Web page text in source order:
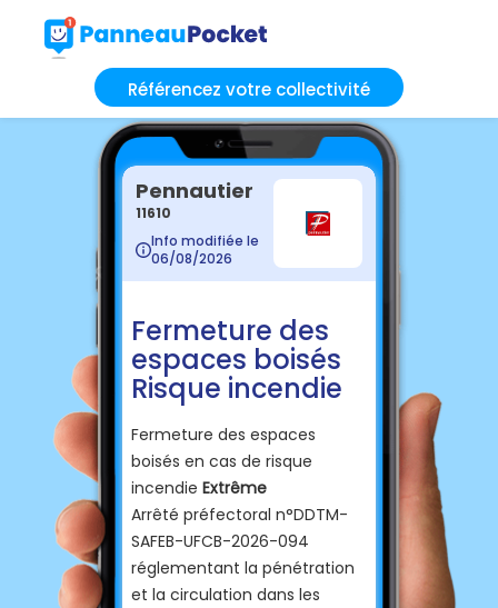
Référencez votre collectivité
Pennautier
11610
Info modifiée le
06/08/2026
Fermeture des
espaces boisés
Risque incendie
Fermeture des espaces
boisés en cas de risque
incendie Extrême
Arrêté préfectoral n°DDTM-
SAFEB-UFCB-2026-094
réglementant la pénétration
et la circulation dans les